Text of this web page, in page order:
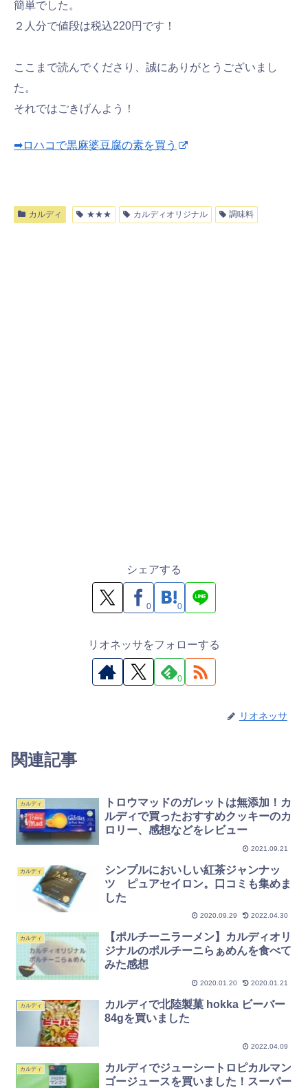
簡単でした。
２人分で値段は税込220円です！
ここまで読んでくださり、誠にありがとうございまし
た。
それではごきげんよう！
➡ロハコで黒麻婆豆腐の素を買う
カルディ ★★★ カルディオリジナル 調味料
シェアする
0 0
リオネッサをフォローする
0
リオネッサ
関連記事
カルディ
トロウマッドのガレットは無添加！カ
ルディで買ったおすすめクッキーのカ
ロリー、感想などをレビュー
2021.09.21
カルディ
シンプルにおいしい紅茶ジャンナッ
ツ ピュアセイロン。口コミも集めま
した
2020.09.29 2022.04.30
カルディ
【ポルチーニラーメン】カルディオリ
ジナルのポルチーニらぁめんを食べて
みた感想
2020.01.20 2020.01.21
カルディ
カルディで北陸製菓 hokka ビーバー
84gを買いました
2022.04.09
カルディ
カルディでジューシートロピカルマン
ゴージュースを買いました！スーパー